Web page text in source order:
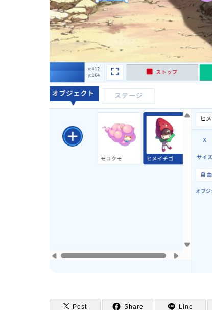
Post Share Line